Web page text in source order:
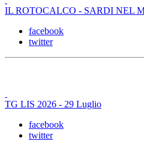
IL ROTOCALCO - SARDI NEL
facebook
twitter
TG LIS 2026 - 29 Luglio
facebook
twitter